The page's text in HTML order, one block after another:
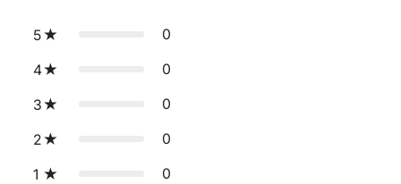
5 0
4 0
3 0
2 0
1 0